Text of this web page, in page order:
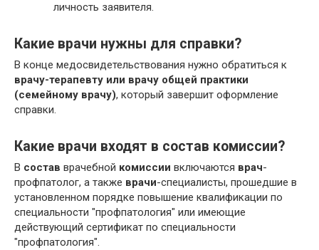
личность заявителя.
Какие врачи нужны для справки?
В конце медосвидетельствования нужно обратиться к
врачу-терапевту или врачу общей практики
(семейному врачу), который завершит оформление
справки.
Какие врачи входят в состав комиссии?
В состав врачебной комиссии включаются врач-
профпатолог, а также врачи-специалисты, прошедшие в
установленном порядке повышение квалификации по
специальности "профпатология" или имеющие
действующий сертификат по специальности
"профпатология".